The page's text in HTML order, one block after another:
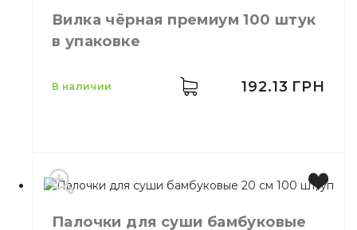
Размер
160 мм
Количество в упаковке
Вилка чёрная премиум 100 штук
в упаковке
в наличии 192.13 ГРН
Палочки для суши бамбуковые